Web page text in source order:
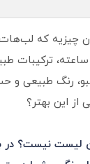
چیزیه که لب‌هات
یک‌جا داره: آبرسانی ۸ ساعته،
رنگ طبیعی
از این بهتر؟
لیست نیست؟